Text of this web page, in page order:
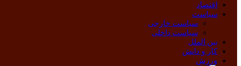
اقتصاد
سیاست
سیاست خارجی
سیاست داخلی
بین الملل
کار و دانش
ورزش